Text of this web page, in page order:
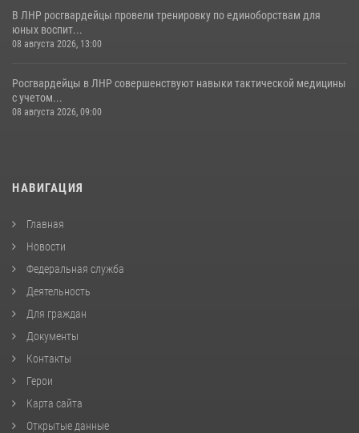
В ЛНР росгвардейцы провели тренировку по единоборствам для
юных воспит...
08 августа 2026, 13:00
Росгвардейцы в ЛНР совершенствуют навыки тактической медицины
с учетом...
08 августа 2026, 09:00
НАВИГАЦИЯ
Главная
Новости
Федеральная служба
Деятельность
Для граждан
Документы
Контакты
Герои
Карта сайта
Открытые данные